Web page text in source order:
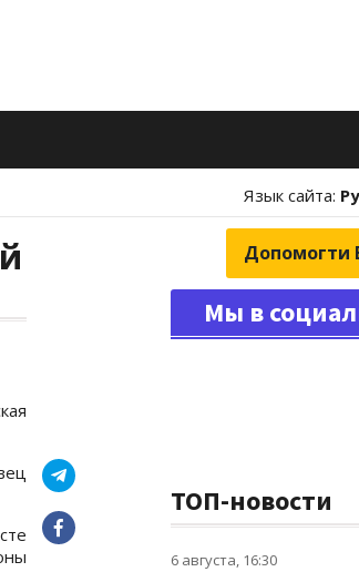
Язык сайта:
Допомогти
Мы в
ТОП-новости
6 августа, 16:30